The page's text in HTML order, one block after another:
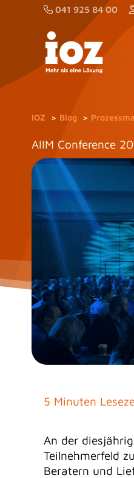
041 925 84 00
IOZ Blog
AIIM Conference
5 Minuten
An der
Teilnehmerfeld
Beratern und